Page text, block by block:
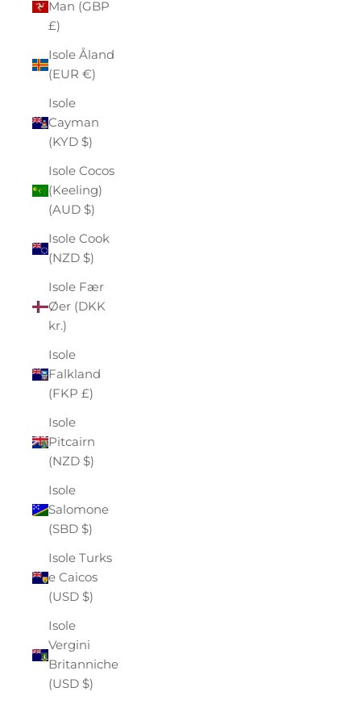
Man (GBP
£)
Isole Åland
(EUR €)
Isole
Cayman
(KYD $)
Isole Cocos
(Keeling)
(AUD $)
Isole Cook
(NZD $)
Isole Fær
Øer (DKK
kr.)
Isole
Falkland
(FKP £)
Isole
Pitcairn
(NZD $)
Isole
Salomone
(SBD $)
Isole Turks
e Caicos
(USD $)
Isole
Vergini
Britanniche
(USD $)